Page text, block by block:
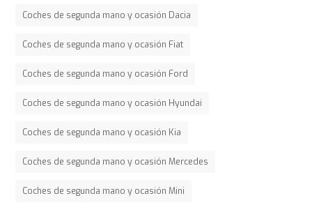
Coches de segunda mano y ocasión Dacia
Coches de segunda mano y ocasión Fiat
Coches de segunda mano y ocasión Ford
Coches de segunda mano y ocasión Hyundai
Coches de segunda mano y ocasión Kia
Coches de segunda mano y ocasión Mercedes
Coches de segunda mano y ocasión Mini